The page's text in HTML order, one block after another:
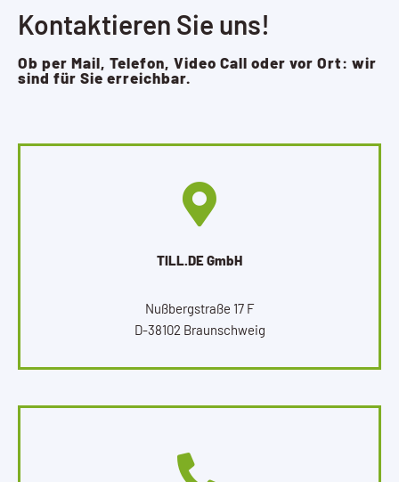
Kontaktieren Sie uns!
Ob per Mail, Telefon, Video Call oder vor Ort: wir
sind für Sie erreichbar.
TILL.DE GmbH
Nußbergstraße 17 F
D-38102 Braunschweig